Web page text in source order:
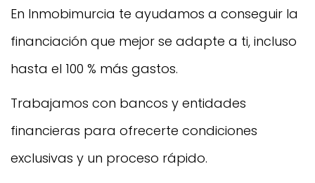
En Inmobimurcia te ayudamos a conseguir la
financiación que mejor se adapte a ti, incluso
hasta el 100 % más gastos.
Trabajamos con bancos y entidades
financieras para ofrecerte condiciones
exclusivas y un proceso rápido.